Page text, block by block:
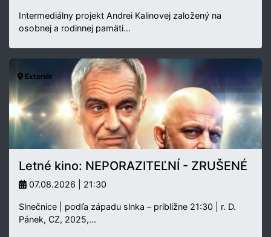
Intermediálny projekt Andrei Kalinovej založený na
osobnej a rodinnej pamäti…
Exteriér
Letné kino: NEPORAZITEĽNÍ - ZRUŠENÉ
07.08.2026 | 21:30
Slnečnice | podľa západu slnka – približne 21:30 | r. D.
Pánek, CZ, 2025,…